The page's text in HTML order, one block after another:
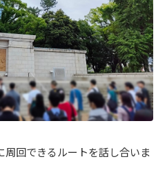
周回できるルートを話し合いま